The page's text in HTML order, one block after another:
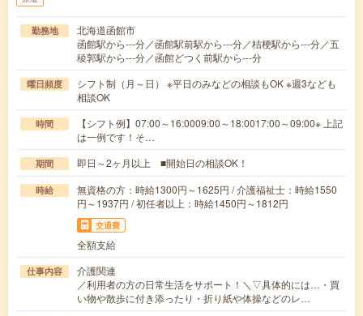
勤務地
北海道函館市
函館駅から---分／函館駅前駅から---分／桔梗駅から---分／五
稜郭駅から---分／函館どつく前駅から---分
曜日頻度
シフト制（月～日） ※平日のみなどの相談もOK ※週3なども
相談OK
時間
【シフト例】07:00～16:0009:00～18:0017:00～09:00※ 上記
は一例です！そ…
期間 即日～2ヶ月以上 ■開始日の相談OK！
時給
無資格の方：時給1300円～1625円 / 介護福祉士：時給1550
円～1937円 / 初任者以上：時給1450円～1812円
交通費
全額支給
仕事内容
介護関連
／利用者の方の日常生活をサポート！＼▽具体的には…・買
い物や散歩に付き添ったり・折り紙や体操などのレ…